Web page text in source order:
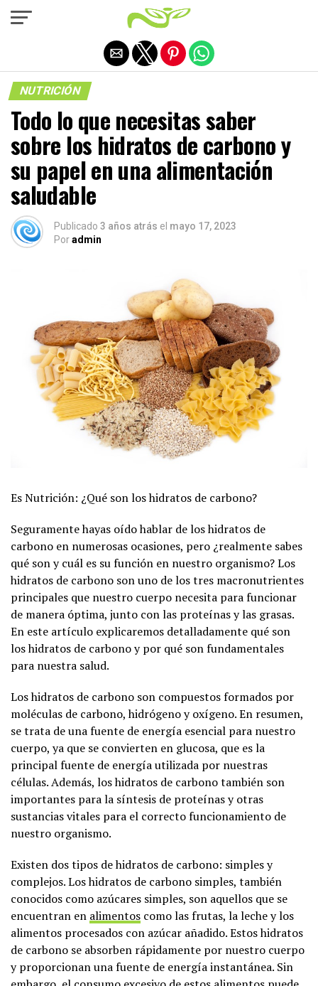
NUTRICIÓN
Todo lo que necesitas saber
sobre los hidratos de carbono y
su papel en una alimentación
saludable
Publicado 3 años atrás el mayo 17, 2023
Poradmin
Es Nutrición: ¿Qué son los hidratos de carbono?
Seguramente hayas oído hablar de los hidratos de
carbono en numerosas ocasiones, pero ¿realmente sabes
qué son y cuál es su función en nuestro organismo? Los
hidratos de carbono son uno de los tres macronutrientes
principales que nuestro cuerpo necesita para funcionar
de manera óptima, junto con las proteínas y las grasas.
En este artículo explicaremos detalladamente qué son
los hidratos de carbono y por qué son fundamentales
para nuestra salud.
Los hidratos de carbono son compuestos formados por
moléculas de carbono, hidrógeno y oxígeno. En resumen,
se trata de una fuente de energía esencial para nuestro
cuerpo, ya que se convierten en glucosa, que es la
principal fuente de energía utilizada por nuestras
células. Además, los hidratos de carbono también son
importantes para la síntesis de proteínas y otras
sustancias vitales para el correcto funcionamiento de
nuestro organismo.
Existen dos tipos de hidratos de carbono: simples y
complejos. Los hidratos de carbono simples, también
conocidos como azúcares simples, son aquellos que se
encuentran en alimentos como las frutas, la leche y los
alimentos procesados con azúcar añadido. Estos hidratos
de carbono se absorben rápidamente por nuestro cuerpo
y proporcionan una fuente de energía instantánea. Sin
Salir de la versión móvil